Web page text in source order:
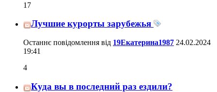
17
Лучшие курорты зарубежья
Останнє повідомлення від 19Екатерина1987 24.02.2024
19:41
4
Куда вы в последний раз ездили?